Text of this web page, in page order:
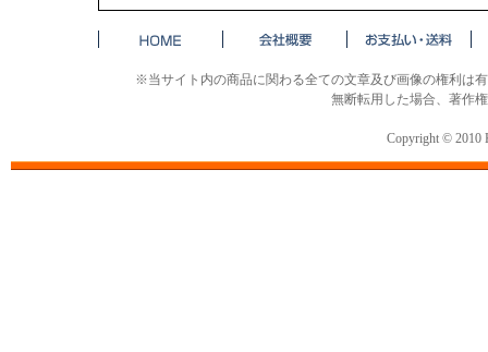
※当サイト内の商品に関わる全ての文章及び画像の権利は
無断転用した場合、著作
Copyright © 2010